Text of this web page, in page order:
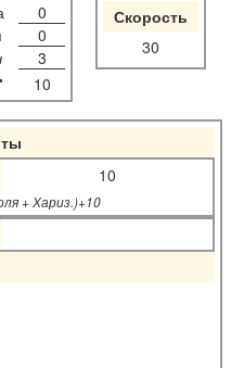
0
0
3
10
Скорость
30
10
+ Хариз.)+10